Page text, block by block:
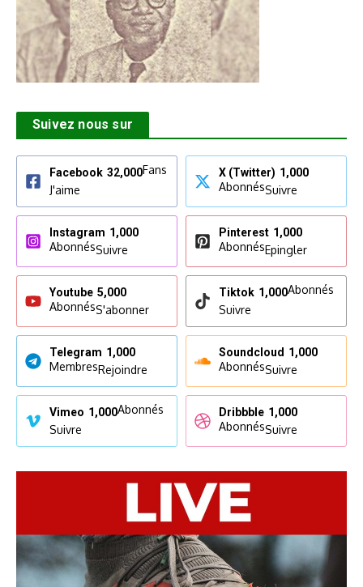
Suivez nous sur
Facebook 32,000Fans
J'aime
X (Twitter) 1,000
AbonnésSuivre
Instagram 1,000
AbonnésSuivre
Pinterest 1,000
AbonnésEpingler
Youtube 5,000
AbonnésS'abonner
Tiktok 1,000Abonnés
Suivre
Telegram 1,000
MembresRejoindre
Soundcloud 1,000
AbonnésSuivre
Vimeo 1,000Abonnés
Suivre
Dribbble 1,000
AbonnésSuivre